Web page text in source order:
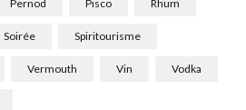
Pernod Pisco Rhum
Soirée Spiritourisme
Vermouth Vin Vodka